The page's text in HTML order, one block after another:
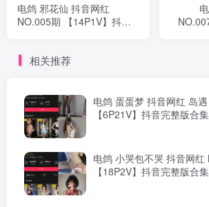
电鸽 邪花仙 抖音网红
NO.005期 【14P1V】抖音
相关推荐
电鸽 蛋蛋梦 抖音网红 岛
【6P21V】抖音完整版合集
电鸽 小哭包不哭 抖音网红
【18P2V】抖音完整版合集